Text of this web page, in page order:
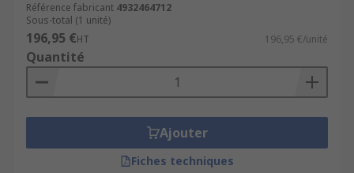
Référence fabricant 4932464712
Sous-total (1 unité)
196,95 €HT 196,95 €/unité
Quantité
Ajouter
Fiches techniques